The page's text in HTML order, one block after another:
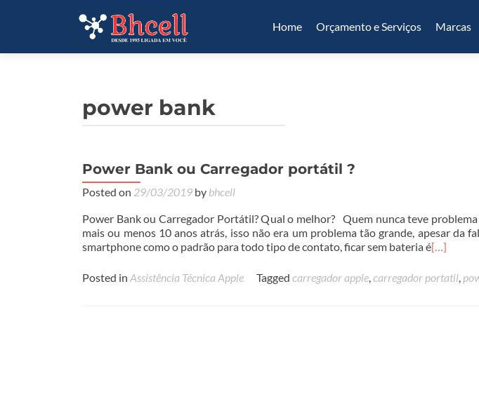
Home Orçamento e Serviços Marcas
power bank
Power Bank ou Carregador portátil ?
Posted on 29/03/2019 by bhcell
Power Bank ou Carregador Portátil? Qual o melhor? Quem nunca teve
mais ou menos 10 anos atrás, isso não era um problema tão grande, apesar da
smartphone como o padrão para todo tipo de contato, ficar sem bateria é[…]
Posted in Assistência Técnica Apple Tagged carregador apple,carregador portatil,